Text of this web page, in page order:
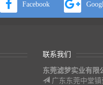
Facebook
联系我们
东莞滤梦实业有限
广东东莞中堂